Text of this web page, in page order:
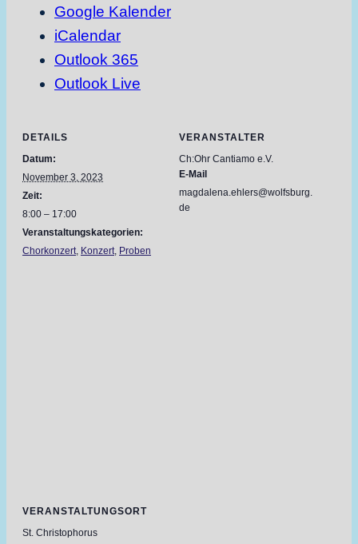
Google Kalender
iCalendar
Outlook 365
Outlook Live
DETAILS
Datum:
November 3, 2023
Zeit:
8:00 – 17:00
Veranstaltungskategorien:
Chorkonzert, Konzert, Proben
VERANSTALTER
Ch:Ohr Cantiamo e.V.
E-Mail
magdalena.ehlers@wolfsburg.
de
VERANSTALTUNGSORT
St. Christophorus